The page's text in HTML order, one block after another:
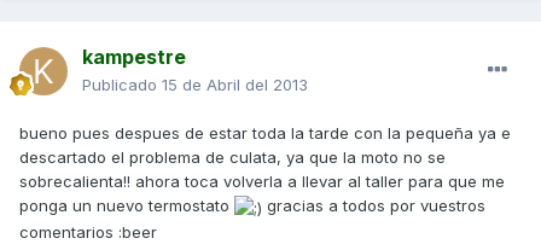
kampestre
Publicado 15 de Abril del 2013
bueno pues despues de estar toda la tarde con la pequeña ya e
descartado el problema de culata, ya que la moto no se
sobrecalienta!! ahora toca volverla a llevar al taller para que me
ponga un nuevo termostato
gracias a todos por vuestros
comentarios :beer